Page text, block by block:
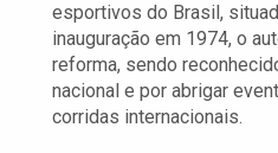
esportivos do Brasil,
inauguração em 1974, o
reforma, sendo
nacional e por abrigar
corridas internacionais.